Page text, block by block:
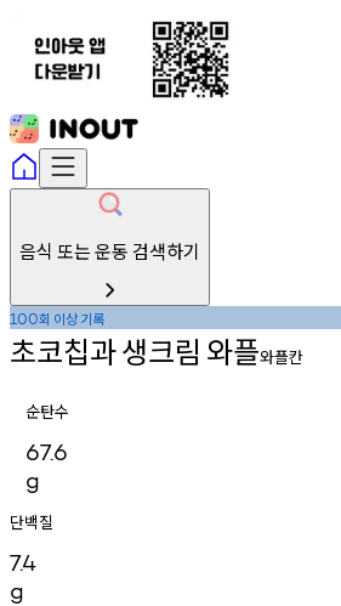
음식 또는 운동 검색하기
100회 이상기록
초코칩과생크림 와플와플칸
순탄수
67.6
g
단백질
7.4
g